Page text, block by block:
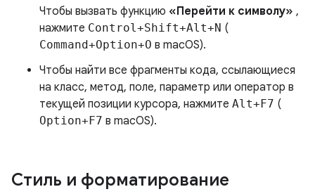
Чтобы вызвать функцию «Перейти к символу» ,
нажмите Control+Shift+Alt+N (
Command+Option+O в macOS).
Чтобы найти все фрагменты кода, ссылающиеся
на класс, метод, поле, параметр или оператор в
текущей позиции курсора, нажмите Alt+F7 (
Option+F7 в macOS).
Стиль и форматирование